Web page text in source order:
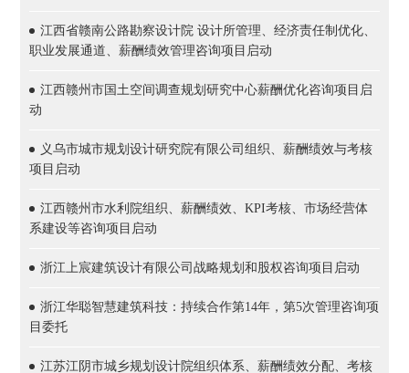
江西省赣南公路勘察设计院 设计所管理、经济责任制优化、
职业发展通道、薪酬绩效管理咨询项目启动
江西赣州市国土空间调查规划研究中心薪酬优化咨询项目启
动
义乌市城市规划设计研究院有限公司组织、薪酬绩效与考核
项目启动
江西赣州市水利院组织、薪酬绩效、KPI考核、市场经营体
系建设等咨询项目启动
浙江上宸建筑设计有限公司战略规划和股权咨询项目启动
浙江华聪智慧建筑科技：持续合作第14年，第5次管理咨询项
目委托
江苏江阴市城乡规划设计院组织体系、薪酬绩效分配、考核